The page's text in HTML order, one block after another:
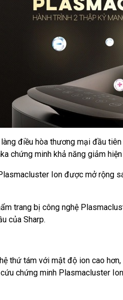
làng điều hòa thương mại đầu
chứng minh khả năng giảm
Ion được mở rộng
trang bị công nghệ
của Sharp.
thứ tám với mật độ ion cao
chứng minh Plasmacluster